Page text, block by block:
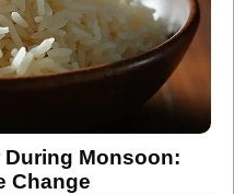
During Monsoon:
Change